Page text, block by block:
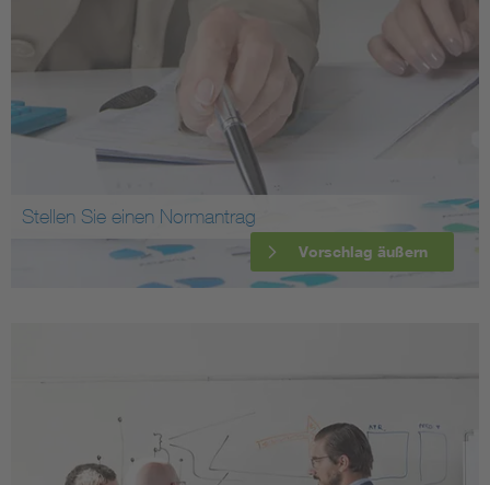
Stellen Sie einen Normantrag
Vorschlag äußern